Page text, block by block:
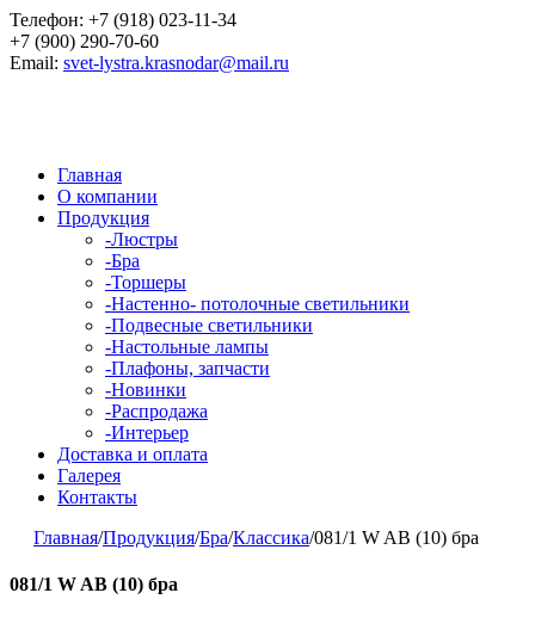
Телефон: +7 (918) 023-11-34
+7 (900) 290-70-60
Email: svet-lystra.krasnodar@mail.ru
Главная
О компании
Продукция
-Люстры
-Бра
-Торшеры
-Настенно- потолочные светильники
-Подвесные светильники
-Настольные лампы
-Плафоны, запчасти
-Новинки
-Распродажа
-Интерьер
Доставка и оплата
Галерея
Контакты
Главная/Продукция/Бра/Классика/081/1 W AB (10) бра
081/1 W AB (10) бра